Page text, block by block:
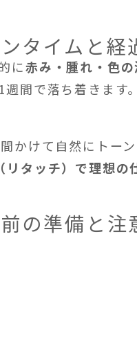
タイムと経
に赤み・腫れ・色の
間で落ち着きます。
かけて自然にトーン
リタッチ）で理想の
の準備と注